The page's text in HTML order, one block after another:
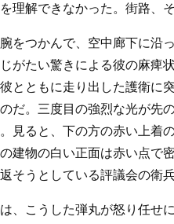
理解できなかった。街路、
をつかんで、空中廊下に沿
がたい驚きによる彼の麻痺
とともに走り出した護衛に
だ。三度目の強烈な光が先
見ると、下の方の赤い上着
建物の白い正面は赤い点で
そうとしている評議会の衛兵
、こうした弾丸が怒り任せ